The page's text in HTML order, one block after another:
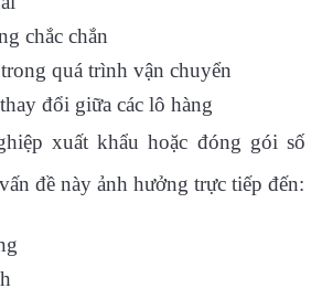
chắc chắn
quá trình vận chuyển
đổi giữa các lô hàng
xuất khẩu hoặc đóng gói số
đề này ảnh hưởng trực tiếp đến: